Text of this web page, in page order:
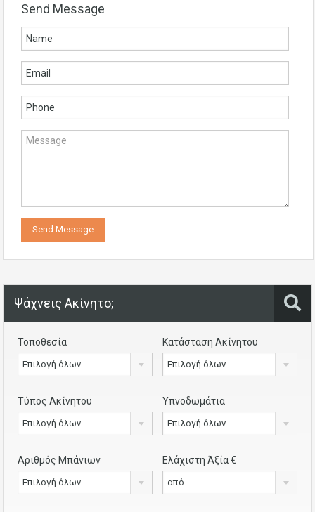
Send Message
Ψάχνεις Ακίνητο;
Τοποθεσία
Επιλογή όλων
Κατάσταση Ακίνητου
Επιλογή όλων
Τύπος Ακίνητου
Επιλογή όλων
Υπνοδωμάτια
Επιλογή όλων
Αριθμός Μπάνιων
Επιλογή όλων
Ελάχιστη Άξία €
από